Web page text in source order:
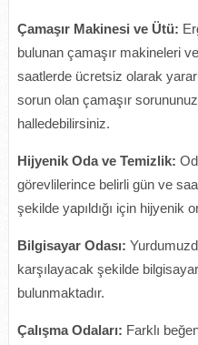
Çamaşır Makinesi ve Ütü:
bulunan çamaşır makineleri
saatlerde ücretsiz olarak
sorun olan çamaşır
halledebilirsiniz.
Hijyenik Oda ve Temizlik:
görevlilerince belirli gün ve
şekilde yapıldığı için hijyenik
Bilgisayar Odası:
karşılayacak şekilde
bulunmaktadır.
Çalışma Odaları: Farklı